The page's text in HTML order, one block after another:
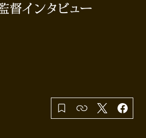
督インタビュー